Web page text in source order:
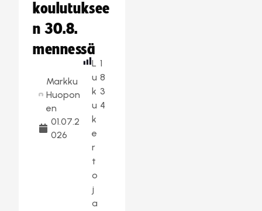
koulutuksee
n 30.8.
mennessä
Markku
Huopon
en
01.07.2
026
L
u
k
u
k
e
r
t
o
j
a
1
8
3
4